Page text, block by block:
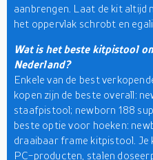
aanbrengen. Laat de kit
het oppervlak schrobt en
Wat is het beste kitpistool
Nederland?
Enkele van de best
kopen zijn de beste overall:
staafpistool; newborn 188
beste optie voor hoeken:
draaibaar frame kitpistool. Je
PC-producten, stalen